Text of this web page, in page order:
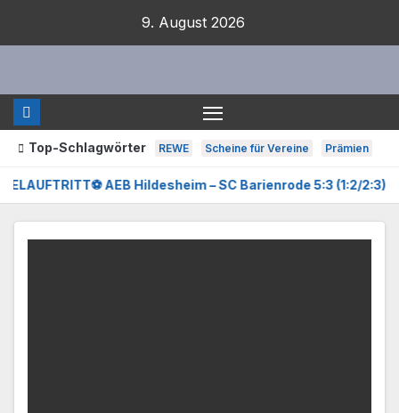
9. August 2026
Top-Schlagwörter REWE Scheine für Vereine Prämien
AEB Hildesheim – SC Barienrode 5:3 (1:2/2:3) D-